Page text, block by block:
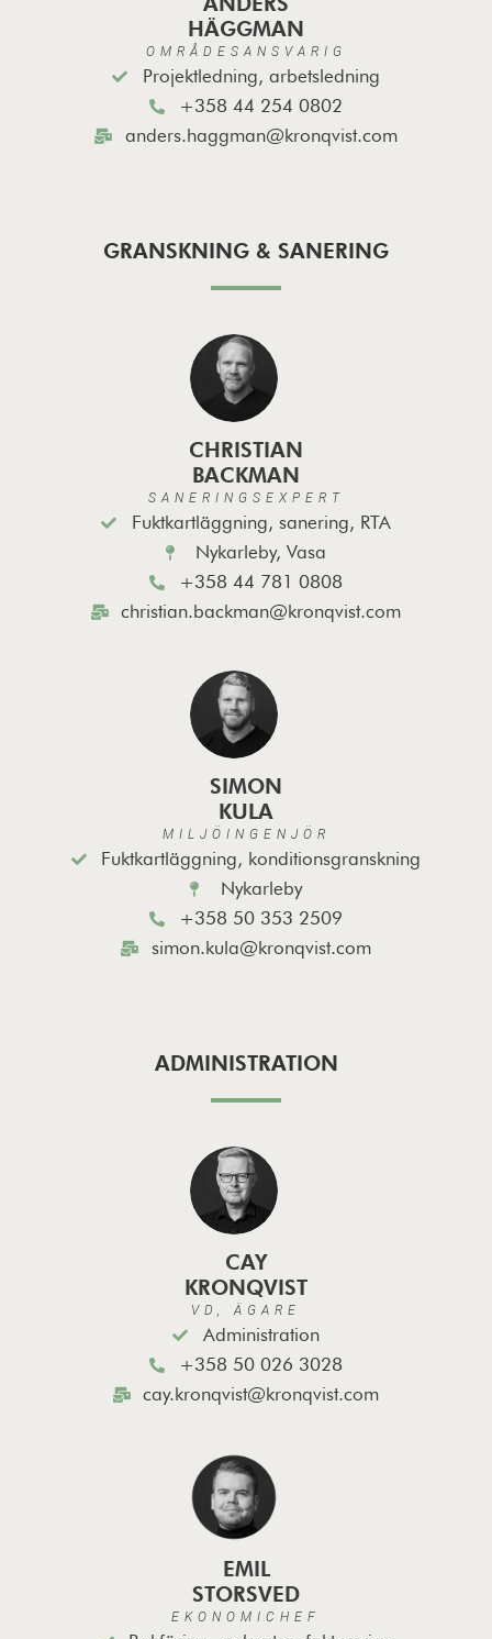
HÄGGMAN
OMRÅDESANSVARIG
Projektledning, arbetsledning
+358 44 254 0802
anders.haggman@kronqvist.com
GRANSKNING & SANERING
CHRISTIAN
BACKMAN
SANERINGSEXPERT
Fuktkartläggning, sanering, RTA
Nykarleby, Vasa
+358 44 781 0808
christian.backman@kronqvist.com
SIMON
KULA
MILJÖINGENJÖR
Fuktkartläggning, konditionsgranskning
Nykarleby
+358 50 353 2509
simon.kula@kronqvist.com
ADMINISTRATION
CAY
KRONQVIST
VD, ÄGARE
Administration
+358 50 026 3028
cay.kronqvist@kronqvist.com
EMIL
STORSVED
EKONOMICHEF